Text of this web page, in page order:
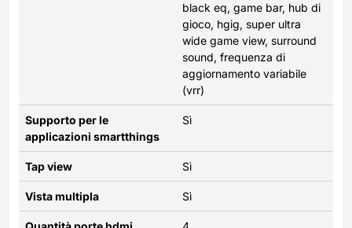
black eq, game bar, hub di
gioco, hgig, super ultra
wide game view, surround
sound, frequenza di
aggiornamento variabile
(vrr)
Supporto per le
applicazioni smartthings
Sì
Tap view Sì
Vista multipla Sì